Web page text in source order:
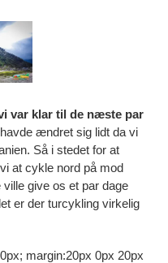
var klar til de næste par
ændret sig lidt da vi
Så i stedet for at
at cykle nord på mod
give os et par dage
er der turcykling virkelig
margin:20px 0px 20px